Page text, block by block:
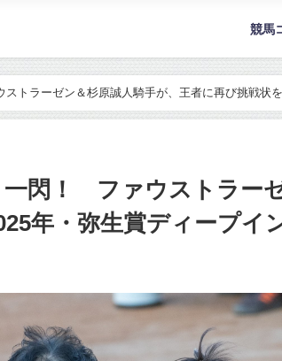
競馬
トラーゼン＆杉原誠人騎手が、王者に再び挑戦状
一閃！ ファウストラー
年・弥生賞ディープイ